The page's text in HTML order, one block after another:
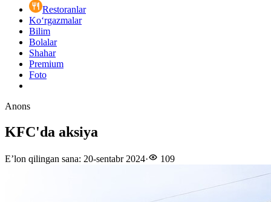
Restoranlar
Ko‘rgazmalar
Bilim
Bolalar
Shahar
Premium
Foto
Anons
KFC'da aksiya
E’lon qilingan sana: 20-sentabr 2024· 109